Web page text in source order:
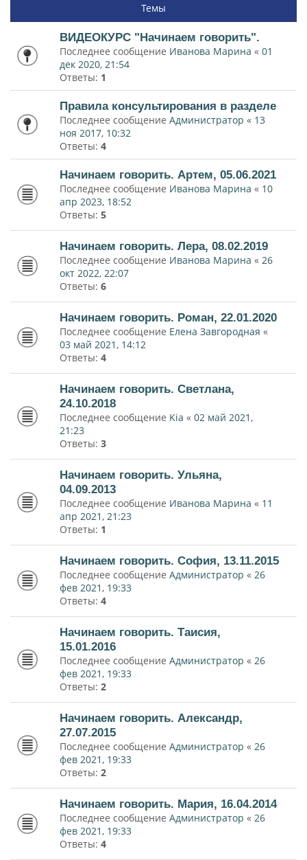
Темы
ВИДЕОКУРС "Начинаем говорить".
Последнее сообщение Иванова Марина « 01
дек 2020, 21:54
Ответы: 1
Правила консультирования в разделе
Последнее сообщение Администратор « 13
ноя 2017, 10:32
Ответы: 4
Начинаем говорить. Артем, 05.06.2021
Последнее сообщение Иванова Марина « 10
апр 2023, 18:52
Ответы: 5
Начинаем говорить. Лера, 08.02.2019
Последнее сообщение Иванова Марина « 26
окт 2022, 22:07
Ответы: 6
Начинаем говорить. Роман, 22.01.2020
Последнее сообщение Елена Завгородная «
03 май 2021, 14:12
Ответы: 4
Начинаем говорить. Светлана,
24.10.2018
Последнее сообщение Kia « 02 май 2021,
21:23
Ответы: 3
Начинаем говорить. Ульяна,
04.09.2013
Последнее сообщение Иванова Марина « 11
апр 2021, 21:23
Ответы: 1
Начинаем говорить. София, 13.11.2015
Последнее сообщение Администратор « 26
фев 2021, 19:33
Ответы: 4
Начинаем говорить. Таисия,
15.01.2016
Последнее сообщение Администратор « 26
фев 2021, 19:33
Ответы: 2
Начинаем говорить. Александр,
27.07.2015
Последнее сообщение Администратор « 26
фев 2021, 19:33
Ответы: 2
Начинаем говорить. Мария, 16.04.2014
Последнее сообщение Администратор « 26
фев 2021, 19:33
Ответы: 4